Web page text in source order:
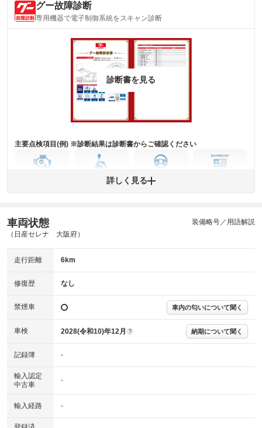
内装
(内装状態)
気になる汚れ等がない綺麗な室内を保っています。
主要機関に不具合はありません。
詳細は鑑定書をご確認ください。
※グー鑑定は保証サービスではございません。購入時は必ず現車をご確認
および表示項目が異なる場合がございます。
す。車両情報等の詳細は各販売店へお問い合わせ下さい。
グー故障診断
専用機器で電子制御系統をスキャン診断
診断書を見る
主要点検項目(例) ※診断結果は診断書からご確認ください
ミッション
ステアリング
ABS その他
※グー故障診断は保証サービスではございません。購入時は必ず現車をご
※実際にお渡しする故障診断書につきましては、形式および表示項目が異
※グー故障診断書はあくまでも実施時点での診断結果となります。将来に
わたり車両状態を担保するものではありませんので、車両情報等の詳細は
詳しく見る
車両状態
（日産セレナ 大阪府）
装備略号／用語解説
走行距離 6km
修復歴 なし
禁煙車 車内の匂いについて聞く
車検 2028(令和10)年12月 ? 納期について聞く
記録簿 -
輸入認定
中古車
-
輸入経路 -